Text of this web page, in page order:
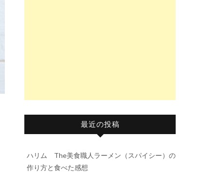
最近の投稿
ハリム The美食職人ラーメン（スパイシー）の
作り方と食べた感想